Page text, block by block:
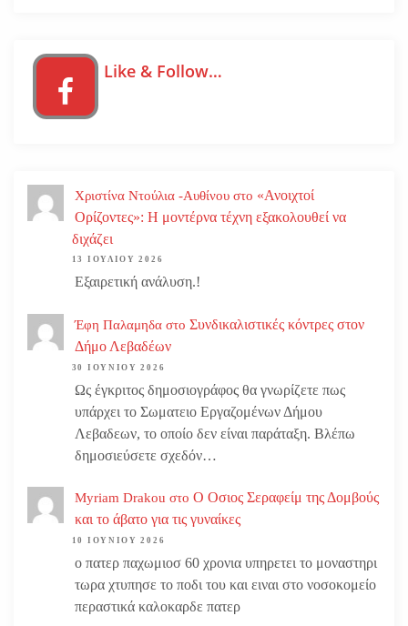
Like & Follow…
Χριστίνα Ντούλια -Αυθίνου στο «Ανοιχτοί
Ορίζοντες»: Η μοντέρνα τέχνη εξακολουθεί να
διχάζει
13 ΙΟΥΛΊΟΥ 2026
Εξαιρετική ανάλυση.!
Έφη Παλαμηδα στο Συνδικαλιστικές κόντρες στον
Δήμο Λεβαδέων
30 ΙΟΥΝΊΟΥ 2026
Ως έγκριτος δημοσιογράφος θα γνωρίζετε πως
υπάρχει το Σωματειο Εργαζομένων Δήμου
Λεβαδεων, το οποίο δεν είναι παράταξη. Βλέπω
δημοσιεύσετε σχεδόν…
Myriam Drakou στο Ο Οσιος Σεραφείμ της Δομβούς
και το άβατο για τις γυναίκες
10 ΙΟΥΝΊΟΥ 2026
ο πατερ παχωμιοσ 60 χρονια υπηρετει το μοναστηρι
τωρα χτυπησε το ποδι του και ειναι στο νοσοκομείο
περαστικά καλοκαρδε πατερ